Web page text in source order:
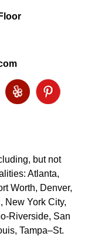
Yelp
icon
Pinterest
icon
but not
Atlanta,
Worth, Denver,
New York City,
Riverside, San
Tampa–St.